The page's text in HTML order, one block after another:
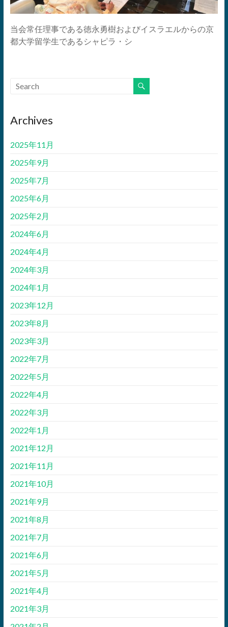
当会常任理事である徳永勇樹およびイスラエルからの京
都大学留学生であるシャピラ・シ
Archives
2025年11月
2025年9月
2025年7月
2025年6月
2025年2月
2024年6月
2024年4月
2024年3月
2024年1月
2023年12月
2023年8月
2023年3月
2022年7月
2022年5月
2022年4月
2022年3月
2022年1月
2021年12月
2021年11月
2021年10月
2021年9月
2021年8月
2021年7月
2021年6月
2021年5月
2021年4月
2021年3月